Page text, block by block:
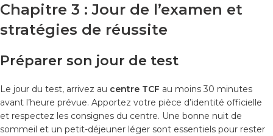
Chapitre 3 : Jour de l’examen et
stratégies de réussite
Préparer son jour de test
Le jour du test, arrivez au centre TCF au moins 30 minutes
avant l’heure prévue. Apportez votre pièce d’identité officielle
et respectez les consignes du centre. Une bonne nuit de
sommeil et un petit-déjeuner léger sont essentiels pour rester